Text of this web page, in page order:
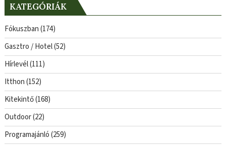
KATEGÓRIÁK
Fókuszban(174)
Gasztro / Hotel(52)
Hírlevél(111)
Itthon(152)
Kitekintő(168)
Outdoor(22)
Programajánló(259)